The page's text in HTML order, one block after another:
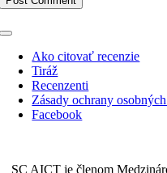
Toggle
NavigationAko citovať recenzie
Tiráž
Recenzenti
Zásady ochrany
Facebook
SC AICT je členom